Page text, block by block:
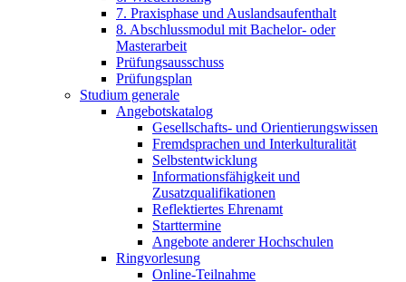
7. Praxisphase und Auslandsaufenthalt
8. Abschlussmodul mit Bachelor- oder
Masterarbeit
Prüfungsausschuss
Prüfungsplan
Studium generale
Angebotskatalog
Gesellschafts- und Orientierungswissen
Fremdsprachen und Interkulturalität
Selbstentwicklung
Informationsfähigkeit und
Zusatzqualifikationen
Reflektiertes Ehrenamt
Starttermine
Angebote anderer Hochschulen
Ringvorlesung
Online-Teilnahme